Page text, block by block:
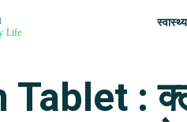
Life
स्वास्थ्य
: